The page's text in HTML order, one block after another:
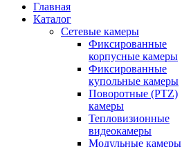
Главная
Каталог
Сетевые камеры
Фиксированные
корпусные камеры
Фиксированные
купольные камеры
Поворотные (PTZ)
камеры
Тепловизионные
видеокамеры
Модульные камеры